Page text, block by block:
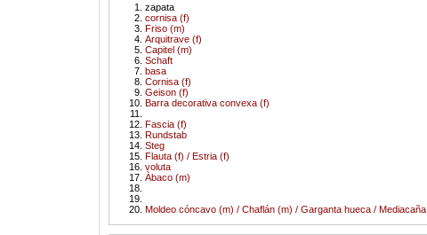
zapata
cornisa (f)
Friso (m)
Arquitrave (f)
Capitel (m)
Schaft
basa
Cornisa (f)
Geison (f)
Barra decorativa convexa (f)
Fascia (f)
Rundstab
Steg
Flauta (f) / Estria (f)
voluta
Àbaco (m)
Moldeo cóncavo (m) / Chaflán (m) / Garganta hueca / Mediacaña